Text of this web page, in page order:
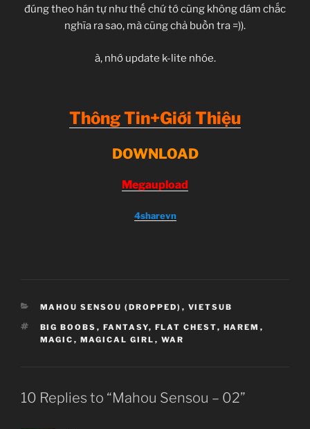
đúng theo hán tự như thế chứ tớ cũng không dám chắc
nghĩa ra sao, mà cũng chả buồn tra =)).
à, nhớ update k-lite nhóe.
Thông Tin+Giới Thiệu
DOWNLOAD
Megaupload
4sharevn
CATEGORIES
MAHOU SENSOU (DROPPED) , VIETSUB
TAGS
BIG BOOBS , FANTASY, FLAT CHEST, HAREM ,
MAGIC , MAGICAL GIRL , WAR
10 Replies to “Mahou Sensou – 02”